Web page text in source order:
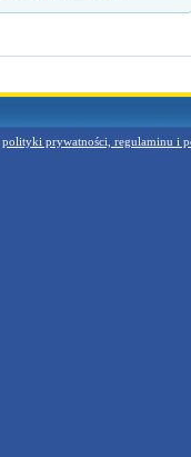
polityki prywatności, regulaminu i